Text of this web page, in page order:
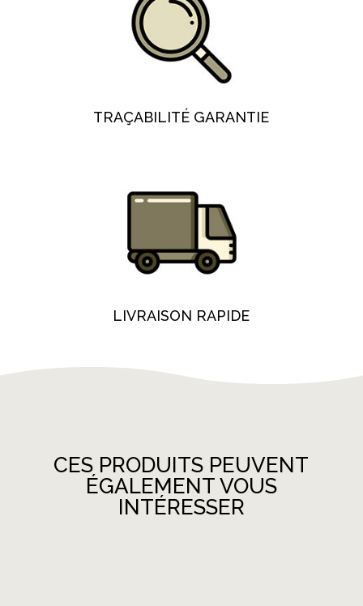
TRAÇABILITÉ GARANTIE
LIVRAISON RAPIDE
CES PRODUITS PEUVENT
ÉGALEMENT VOUS
INTÉRESSER